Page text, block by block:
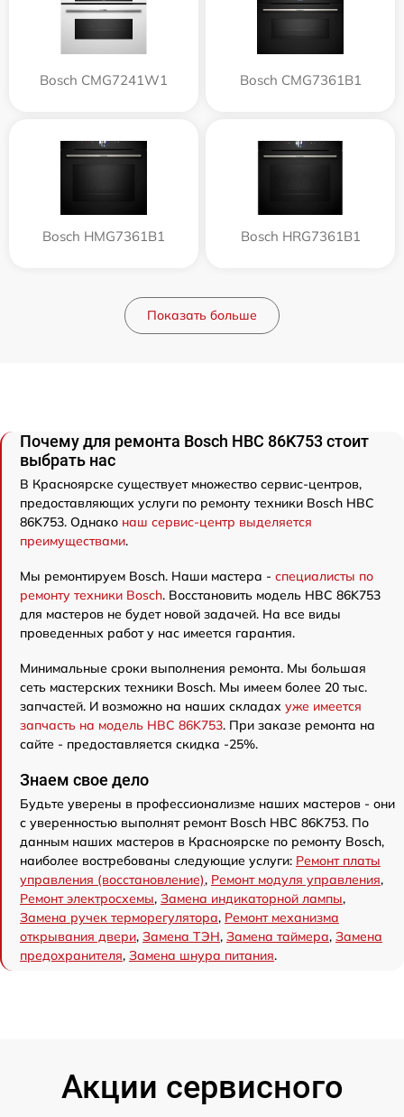
Bosch CMG7241W1 Bosch CMG7361B1
Bosch HMG7361B1 Bosch HRG7361B1
Показать больше
Почему для ремонта Bosch HBC 86K753 стоит
выбрать нас
В Красноярске существует множество сервис-центров,
предоставляющих услуги по ремонту техники Bosch HBC
86K753. Однако наш сервис-центр выделяется
преимуществами.
Мы ремонтируем Bosch. Наши мастера - специалисты по
ремонту техники Bosch. Восстановить модель HBC 86K753
для мастеров не будет новой задачей. На все виды
проведенных работ у нас имеется гарантия.
Минимальные сроки выполнения ремонта. Мы большая
сеть мастерских техники Bosch. Мы имеем более 20 тыс.
запчастей. И возможно на наших складах уже имеется
запчасть на модель HBC 86K753. При заказе ремонта на
сайте - предоставляется скидка -25%.
Знаем свое дело
Будьте уверены в профессионализме наших мастеров - они
с уверенностью выполнят ремонт Bosch HBC 86K753. По
данным наших мастеров в Красноярске по ремонту Bosch,
наиболее востребованы следующие услуги: Ремонт платы
управления (восстановление), Ремонт модуля управления,
Ремонт электросхемы, Замена индикаторной лампы,
Замена ручек терморегулятора, Ремонт механизма
открывания двери, Замена ТЭН, Замена таймера, Замена
предохранителя, Замена шнура питания.
Акции сервисного